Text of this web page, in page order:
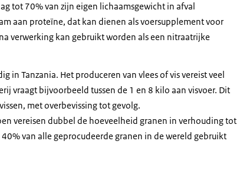
tot 70% van zijn eigen lichaamsgewicht in afval
aan proteïne, dat kan dienen als voersupplement voor
verwerking kan gebruikt worden als een nitraatrijke
in Tanzania. Het produceren van vlees of vis vereist veel
vraagt bijvoorbeeld tussen de 1 en 8 kilo aan visvoer. Dit
met overbevissing tot gevolg.
vereisen dubbel de hoeveelheid granen in verhouding tot
van alle geprocudeerde granen in de wereld gebruikt